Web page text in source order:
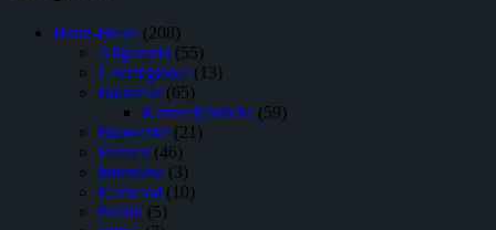
Bonn-Beuel (208)
Allgemein (55)
Überregional (13)
Baustelle (65)
Kennedybrücke (59)
Bauwerke (21)
Freizeit (46)
Interview (3)
Karneval (10)
Politik (5)